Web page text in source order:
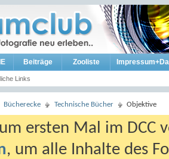
Links
Beiträge Zooliste
Bücherecke Technische Bücher Objektive
ersten Mal im DCC
, um alle Inhalte des